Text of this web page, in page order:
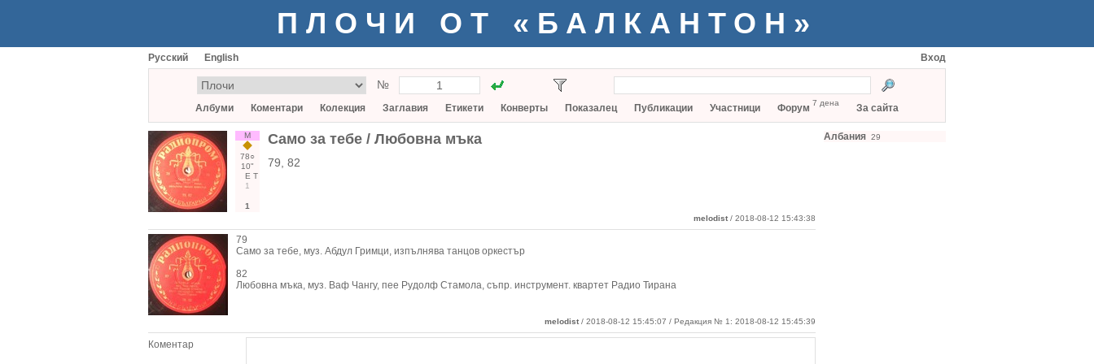
ПЛОЧИ ОТ «БАЛКАНТОН»
Русский English Вход
№
Албуми Коментари Колекция Заглавия Етикети Конверты Показалец Публикации Участници Форум 7 дена За сайта
М
78○
10"
Е Т
1
1
Само за тебе / Любовна мъка
79, 82
melodist / 2018-08-12 15:43:38
79
Само за тебе, муз. Абдул Гримци, изпълнява танцов оркестър
82
Любовна мъка, муз. Ваф Чангу, пее Рудолф Стамола, съпр. инструмент. квартет Радио Тирана
melodist / 2018-08-12 15:45:07 / Редакция № 1: 2018-08-12 15:45:39
Коментар
Албания 29